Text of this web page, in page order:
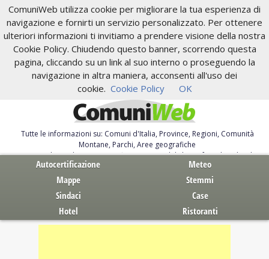
ComuniWeb utilizza cookie per migliorare la tua esperienza di
navigazione e fornirti un servizio personalizzato. Per ottenere
ulteriori informazioni ti invitiamo a prendere visione della nostra
Cookie Policy. Chiudendo questo banner, scorrendo questa
pagina, cliccando su un link al suo interno o proseguendo la
navigazione in altra maniera, acconsenti all'uso dei
cookie. Cookie Policy OK
Tutte le informazioni su: Comuni d'Italia, Province, Regioni, Comunità
Montane, Parchi, Aree geografiche
Servizi al Cittadino. Autocertificazione, moduli, leggi, free download
Autocertificazione
Meteo
Mappe
Stemmi
Sindaci
Case
Hotel
Ristoranti